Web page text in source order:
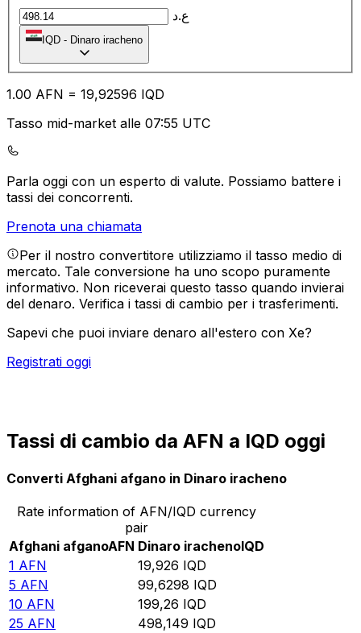
ع.د
IQD - Dinaro iracheno
1.00 AFN = 19,92596 IQD
Tasso mid-market alle 07:55 UTC
Parla oggi con un esperto di valute. Possiamo battere i
tassi dei concorrenti.
Prenota una chiamata
Per il nostro convertitore utilizziamo il tasso medio di
mercato. Tale conversione ha uno scopo puramente
informativo. Non riceverai questo tasso quando invierai
del denaro. Verifica i tassi di cambio per i trasferimenti.
Sapevi che puoi inviare denaro all'estero con Xe?
Registrati oggi
Tassi di cambio da AFN a IQD oggi
Converti Afghani afgano in Dinaro iracheno
Rate information of AFN/IQD currency
pair
Afghani afganoAFN Dinaro irachenoIQD
1 AFN 19,926 IQD
5 AFN 99,6298 IQD
10 AFN 199,26 IQD
25 AFN 498,149 IQD